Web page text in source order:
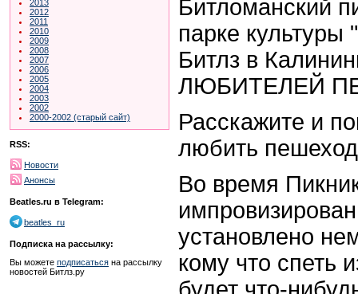
2013
2012
2011
2010
2009
2008
2007
2006
2005
2004
2003
2002
2000-2002 (старый сайт)
RSS:
Новости
Анонсы
Beatles.ru в Telegram:
beatles_ru
Подписка на рассылку:
Вы можете подписаться на рассылку
новостей Битлз.ру
Битломанский
парке
Битлз в
ЛЮБИТЕЛЕЙ
Расскажите и
любить
Во время
установлено
кому что спеть